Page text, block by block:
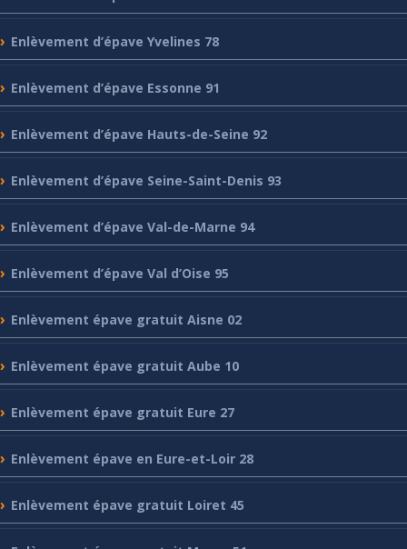
Enlèvement d’épave Yvelines 78
Enlèvement d’épave Essonne 91
Enlèvement d’épave Hauts-de-Seine 92
Enlèvement d’épave Seine-Saint-Denis 93
Enlèvement d’épave Val-de-Marne 94
Enlèvement d’épave Val d’Oise 95
Enlèvement épave gratuit Aisne 02
Enlèvement épave gratuit Aube 10
Enlèvement épave gratuit Eure 27
Enlèvement épave en Eure-et-Loir 28
Enlèvement épave gratuit Loiret 45